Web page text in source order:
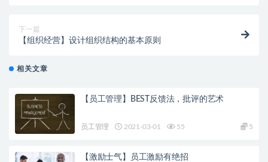
下一篇
【组织经营】设计组织结构的基本原则
相关文章
【员工管理】BEST反馈法，批评的艺术
员工管理 2021-03-01 55 5
【激励士气】员工激励有绝招